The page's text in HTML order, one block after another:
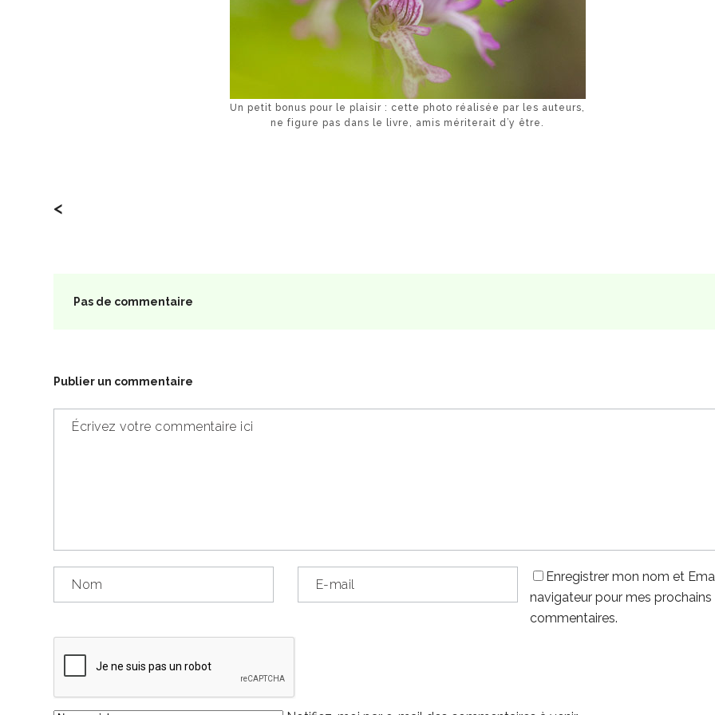
Un petit bonus pour le plaisir : cette photo réalisée par les auteurs,
ne figure pas dans le livre, amis mériterait d’y être.
<
Pas de commentaire
Publier un commentaire
Enregistrer mon nom et
navigateur pour mes prochains
commentaires.